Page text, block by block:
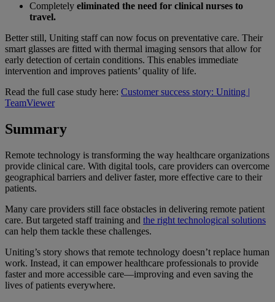
Completely eliminated the need for clinical nurses to
travel.
Better still, Uniting staff can now focus on preventative care. Their
smart glasses are fitted with thermal imaging sensors that allow for
early detection of certain conditions. This enables immediate
intervention and improves patients’ quality of life.
Read the full case study here: Customer success story: Uniting |
TeamViewer
Summary
Remote technology is transforming the way healthcare organizations
provide clinical care. With digital tools, care providers can overcome
geographical barriers and deliver faster, more effective care to their
patients.
Many care providers still face obstacles in delivering remote patient
care. But targeted staff training and the right technological solutions
can help them tackle these challenges.
Uniting’s story shows that remote technology doesn’t replace human
work. Instead, it can empower healthcare professionals to provide
faster and more accessible care—improving and even saving the
lives of patients everywhere.